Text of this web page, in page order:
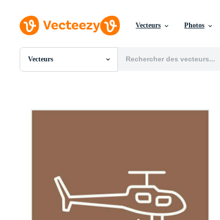
Vecteurs Photos
Vecteurs
Toutes Images